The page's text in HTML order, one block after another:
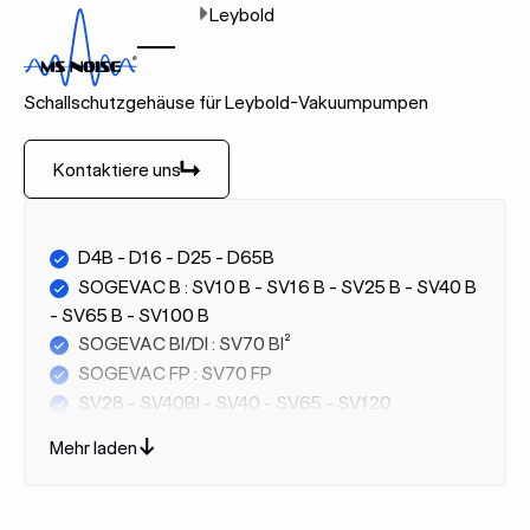
Zuhause Leybold
LEYBOLD
Schallschutzgehäuse für Leybold-Vakuumpumpen
Kontaktiere uns
Kontaktiere uns
D4B - D16 - D25 - D65B
SOGEVAC B : SV10 B - SV16 B - SV25 B - SV40 B
- SV65 B - SV100 B
SOGEVAC BI/DI : SV70 BI²
SOGEVAC FP : SV70 FP
SV28 - SV40BI - SV40 - SV65 - SV120
TRIVAC L
Mehr laden